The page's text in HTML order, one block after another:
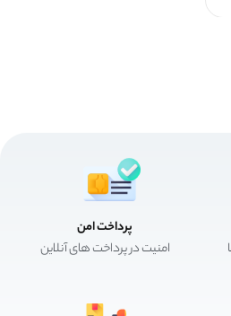
پرداخت امن
امنیت در پرداخت های آنلاین